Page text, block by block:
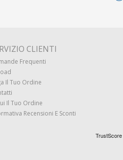
CLIENTI
Frequenti
Il Tuo Ordine
Il Tuo Ordine
Recensioni E Sconti